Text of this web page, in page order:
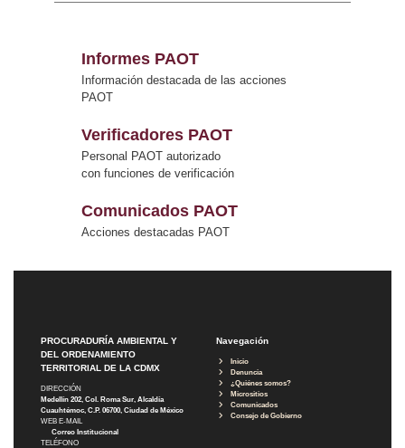
Informes PAOT
Información destacada de las acciones
PAOT
Verificadores PAOT
Personal PAOT autorizado
con funciones de verificación
Comunicados PAOT
Acciones destacadas PAOT
PROCURADURÍA AMBIENTAL Y
DEL ORDENAMIENTO
TERRITORIAL DE LA CDMX
DIRECCIÓN
Medellín 202, Col. Roma Sur, Alcaldía
Cuauhtémoc, C.P. 06700, Ciudad de México
WEB E-MAIL
Correo Institucional
TELÉFONO
Navegación
Inicio
Denuncia
¿Quiénes somos?
Micrositios
Comunicados
Consejo de Gobierno